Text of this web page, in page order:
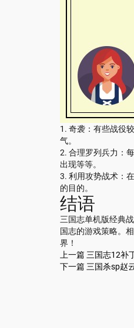
1. 奇袭：有些战役
气。
2. 合理罗列兵力：
出现等等。
3. 利用攻势战术：
的目的。
结语
三国志单机版经典
国志的游戏策略。
界！
上一篇 三国志12补
下一篇 三国杀sp赵